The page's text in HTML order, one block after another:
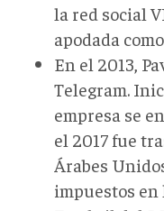
la red social
apodada
En el 2013,
Telegram.
empresa se
el 2017 fue
Árabes
impuestos en